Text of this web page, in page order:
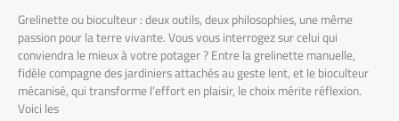
Grelinette ou bioculteur : deux outils, deux philosophies, une même
passion pour la terre vivante. Vous vous interrogez sur celui qui
conviendra le mieux à votre potager ? Entre la grelinette manuelle,
fidèle compagne des jardiniers attachés au geste lent, et le bioculteur
mécanisé, qui transforme l’effort en plaisir, le choix mérite réflexion.
Voici les